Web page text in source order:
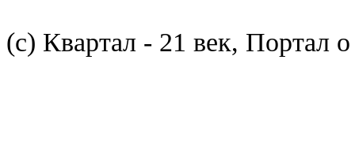
(с) Квартал - 21 век, Портал